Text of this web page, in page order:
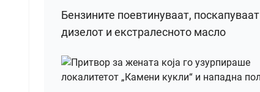
Бензините поевтинуваат, поскапуваат
дизелот и екстралесното масло